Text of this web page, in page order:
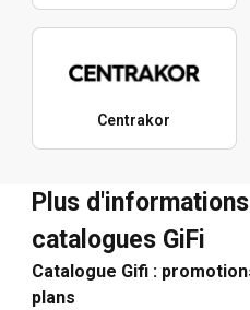
Centrakor
Plus
catalogues GiFi
Catalogue Gifi :
plans